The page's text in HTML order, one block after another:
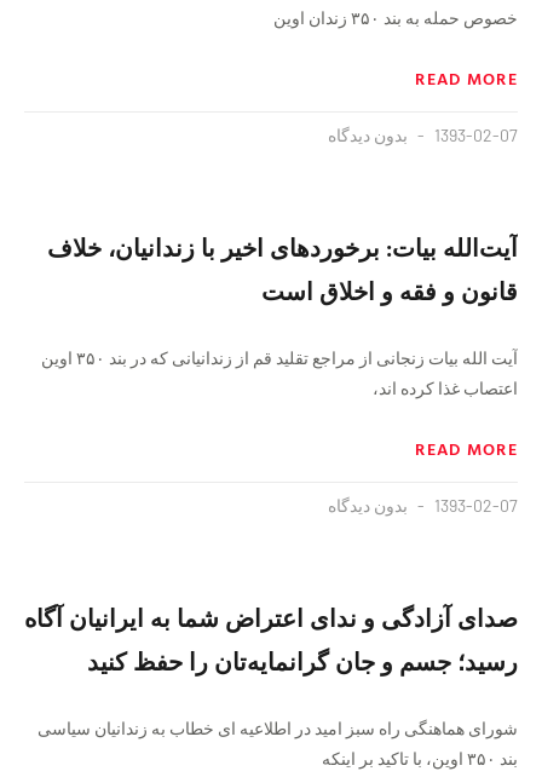
خصوص حمله به بند ۳۵۰ زندان اوین
READ MORE
1393-02-07 بدون دیدگاه
آیت‌الله بیات: برخوردهای اخیر با زندانیان، خلاف
قانون و فقه و اخلاق است
آیت الله بیات زنجانی از مراجع تقلید قم از زندانیانی که در بند ۳۵۰ اوین
اعتصاب غذا کرده اند،
READ MORE
1393-02-07 بدون دیدگاه
صدای آزادگی و ندای اعتراض شما به ایرانیان آگاه
رسید؛ جسم و جان گرانمایه‌تان را حفظ کنید
شورای هماهنگی راه سبز امید در اطلاعیه ای خطاب به زندانیان سیاسی
بند ۳۵۰ اوین، با تاکید بر اینکه